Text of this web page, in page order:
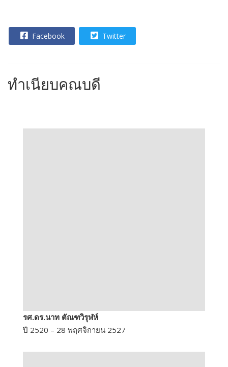
Facebook Twitter
ทำเนียบคณบดี
รศ.ดร.นาท ตัณฑวิรุฬห์
ปี 2520 – 28 พฤศจิกายน 2527